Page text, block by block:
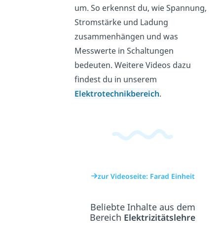
um. So erkennst du, wie Spannung,
Stromstärke und Ladung
zusammenhängen und was
Messwerte in Schaltungen
bedeuten. Weitere Videos dazu
findest du in unserem
Elektrotechnikbereich.
zur Videoseite: Farad Einheit
Beliebte Inhalte aus dem
Bereich Elektrizitätslehre